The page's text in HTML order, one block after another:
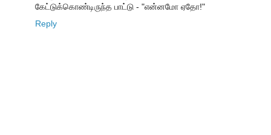
கேட்டுக்கொண்டிருந்த பாட்டு - "என்னமோ ஏதோ!"
Reply